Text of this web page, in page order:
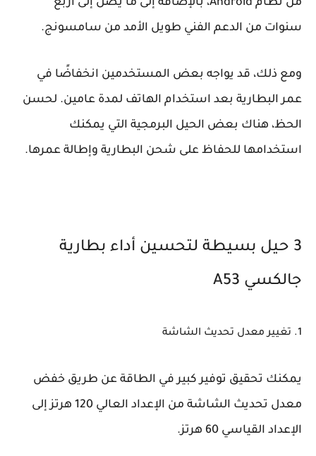
من نظام Android، بالإضافة إلى ما يصل إلى أربع
سنوات من الدعم الفني طويل الأمد من سامسونج.
ومع ذلك، قد يواجه بعض المستخدمين انخفاضًا في
عمر البطارية بعد استخدام الهاتف لمدة عامين. لحسن
الحظ، هناك بعض الحيل البرمجية التي يمكنك
استخدامها للحفاظ على شحن البطارية وإطالة عمرها.
3 حيل بسيطة لتحسين أداء بطارية
جالكسي A53
1. تغيير معدل تحديث الشاشة
يمكنك تحقيق توفير كبير في الطاقة عن طريق خفض
معدل تحديث الشاشة من الإعداد العالي 120 هرتز إلى
الإعداد القياسي 60 هرتز.